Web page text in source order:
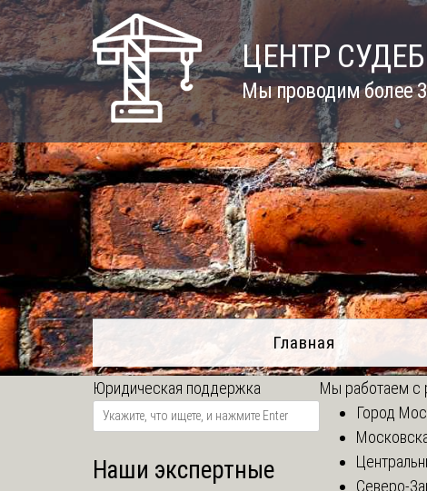
Skip
to
content
ЦЕНТР
Мы проводим более
Главная
Юридическая поддержка
Наши экспертные
Мы работаем с
Город
Северо-